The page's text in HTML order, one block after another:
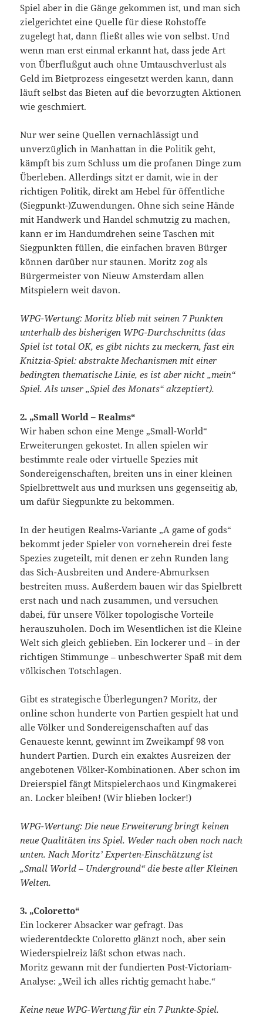
Spiel aber in die Gänge gekommen ist, und man sich
zielgerichtet eine Quelle für diese Rohstoffe
zugelegt hat, dann fließt alles wie von selbst. Und
wenn man erst einmal erkannt hat, dass jede Art
von Überflußgut auch ohne Umtauschverlust als
Geld im Bietprozess eingesetzt werden kann, dann
läuft selbst das Bieten auf die bevorzugten Aktionen
wie geschmiert.
Nur wer seine Quellen vernachlässigt und
unverzüglich in Manhattan in die Politik geht,
kämpft bis zum Schluss um die profanen Dinge zum
Überleben. Allerdings sitzt er damit, wie in der
richtigen Politik, direkt am Hebel für öffentliche
(Siegpunkt-)Zuwendungen. Ohne sich seine Hände
mit Handwerk und Handel schmutzig zu machen,
kann er im Handumdrehen seine Taschen mit
Siegpunkten füllen, die einfachen braven Bürger
können darüber nur staunen. Moritz zog als
Bürgermeister von Nieuw Amsterdam allen
Mitspielern weit davon.
WPG-Wertung: Moritz blieb mit seinen 7 Punkten
unterhalb des bisherigen WPG-Durchschnitts (das
Spiel ist total OK, es gibt nichts zu meckern, fast ein
Knitzia-Spiel: abstrakte Mechanismen mit einer
bedingten thematische Linie, es ist aber nicht „mein“
Spiel. Als unser „Spiel des Monats“ akzeptiert).
2. „Small World – Realms“
Wir haben schon eine Menge „Small-World“
Erweiterungen gekostet. In allen spielen wir
bestimmte reale oder virtuelle Spezies mit
Sondereigenschaften, breiten uns in einer kleinen
Spielbrettwelt aus und murksen uns gegenseitig ab,
um dafür Siegpunkte zu bekommen.
In der heutigen Realms-Variante „A game of gods“
bekommt jeder Spieler von vorneherein drei feste
Spezies zugeteilt, mit denen er zehn Runden lang
das Sich-Ausbreiten und Andere-Abmurksen
bestreiten muss. Außerdem bauen wir das Spielbrett
erst nach und nach zusammen, und versuchen
dabei, für unsere Völker topologische Vorteile
herauszuholen. Doch im Wesentlichen ist die Kleine
Welt sich gleich geblieben. Ein lockerer und – in der
richtigen Stimmunge – unbeschwerter Spaß mit dem
völkischen Totschlagen.
Gibt es strategische Überlegungen? Moritz, der
online schon hunderte von Partien gespielt hat und
alle Völker und Sondereigenschaften auf das
Genaueste kennt, gewinnt im Zweikampf 98 von
hundert Partien. Durch ein exaktes Ausreizen der
angebotenen Völker-Kombinationen. Aber schon im
Dreierspiel fängt Mitspielerchaos und Kingmakerei
an. Locker bleiben! (Wir blieben locker!)
WPG-Wertung: Die neue Erweiterung bringt keinen
neue Qualitäten ins Spiel. Weder nach oben noch nach
unten. Nach Moritz’ Experten-Einschätzung ist
„Small World – Underground“ die beste aller Kleinen
Welten.
3. „Coloretto“
Ein lockerer Absacker war gefragt. Das
wiederentdeckte Coloretto glänzt noch, aber sein
Wiederspielreiz läßt schon etwas nach.
Moritz gewann mit der fundierten Post-Victoriam-
Analyse: „Weil ich alles richtig gemacht habe.“
Keine neue WPG-Wertung für ein 7 Punkte-Spiel.